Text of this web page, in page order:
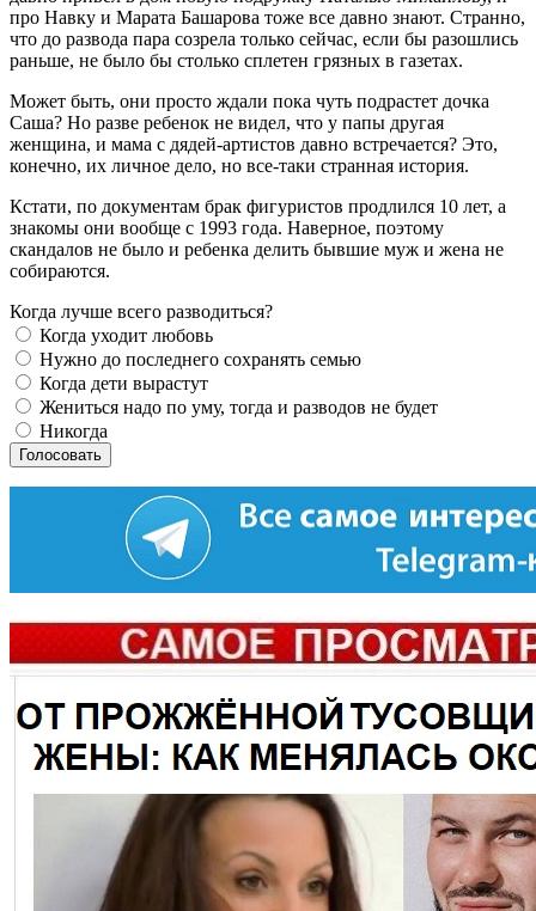
про Навку и Марата Башарова тоже все давно знают. Странно,
что до развода пара созрела только сейчас, если бы разошлись
раньше, не было бы столько сплетен грязных в газетах.
Может быть, они просто ждали пока чуть подрастет дочка
Саша? Но разве ребенок не видел, что у папы другая
женщина, и мама с дядей-артистов давно встречается? Это,
конечно, их личное дело, но все-таки странная история.
Кстати, по документам брак фигуристов продлился 10 лет, а
знакомы они вообще с 1993 года. Наверное, поэтому
скандалов не было и ребенка делить бывшие муж и жена не
собираются.
Когда лучше всего разводиться?
Когда уходит любовь
Нужно до последнего сохранять семью
Когда дети вырастут
Жениться надо по уму, тогда и разводов не будет
Никогда